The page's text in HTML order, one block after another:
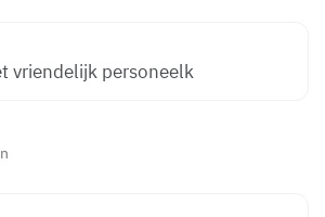
vriendelijk personeelk